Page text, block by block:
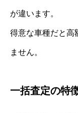
が違います。
得意な車種だと高
ません。
一括査定の特